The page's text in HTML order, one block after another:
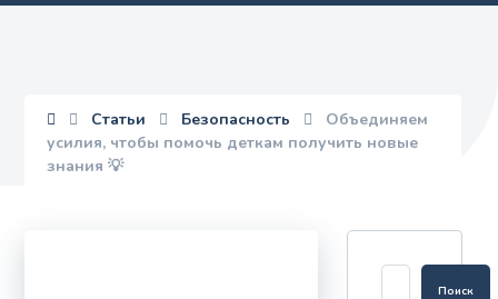
Статьи Безопасность
Объединяем
усилия, чтобы помочь деткам получить новые
знания 💡